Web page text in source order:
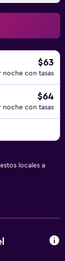
$63
noche con tasas
$64
noche con tasas
locales a